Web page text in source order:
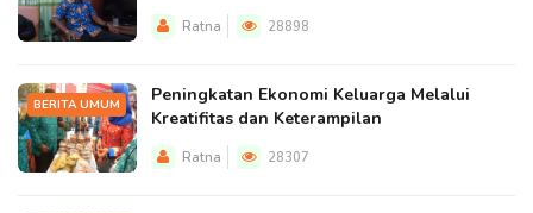
Ratna 28898
BERITA UMUM
Peningkatan Ekonomi Keluarga Melalui
Kreatifitas dan Keterampilan
Ratna 28307